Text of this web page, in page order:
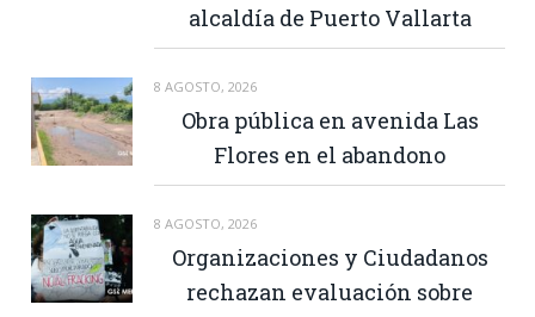
alcaldía de Puerto Vallarta
8 AGOSTO, 2026
Obra pública en avenida Las
Flores en el abandono
8 AGOSTO, 2026
Organizaciones y Ciudadanos
rechazan evaluación sobre